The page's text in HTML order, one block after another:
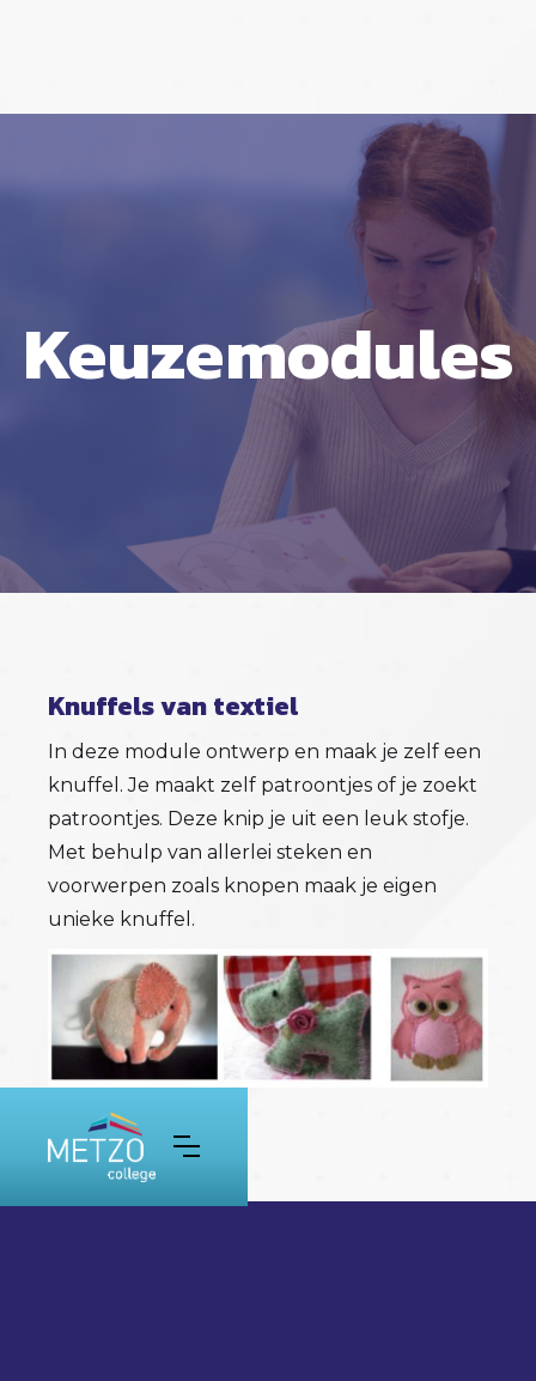
Keuzemodules
Knuffels van textiel
In deze module ontwerp en maak je zelf een
knuffel. Je maakt zelf patroontjes of je zoekt
patroontjes. Deze knip je uit een leuk stofje.
Met behulp van allerlei steken en
voorwerpen zoals knopen maak je eigen
unieke knuffel.